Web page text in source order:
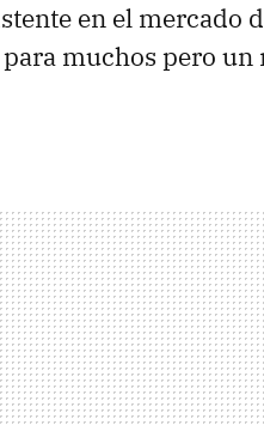
en el mercado
muchos pero